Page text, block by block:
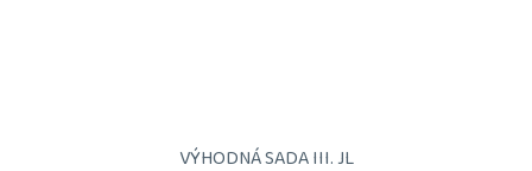
VÝHODNÁ SADA III. JL